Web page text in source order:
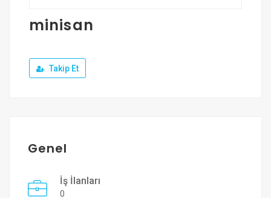
Giriş Yap
minisan
Takip Et
Genel
İş İlanları
0